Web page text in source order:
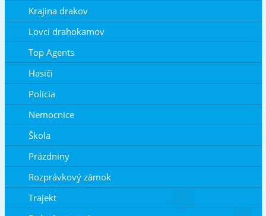
Krajina drakov
Lovci drahokamov
Top Agents
Hasiči
Polícia
Nemocnice
Škola
Prázdniny
Rozprávkový zámok
Trajekt